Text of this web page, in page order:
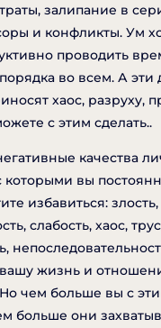
залипание в
и конфликты. Ум
проводить
во всем. А эти
хаос, разруху,
с этим сделать..
качества
которыми вы
избавиться:
слабость, хаос,
жизнь и
Но чем больше вы с
больше они